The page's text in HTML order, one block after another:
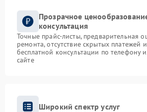
Прозрачное
консультация
Точные прайс-листы, предварительная
ремонта, отсутствие скрытых платежей
бесплатной консультации по телефону
сайте
Широкий спектр услуг